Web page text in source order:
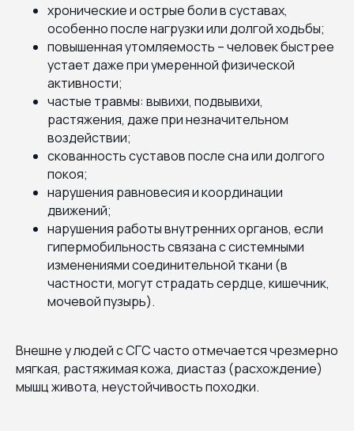
хронические и острые боли в суставах,
особенно после нагрузки или долгой ходьбы;
повышенная утомляемость – человек быстрее
устает даже при умеренной физической
активности;
частые травмы: вывихи, подвывихи,
растяжения, даже при незначительном
воздействии;
скованность суставов после сна или долгого
покоя;
нарушения равновесия и координации
движений;
нарушения работы внутренних органов, если
гипермобильность связана с системными
изменениями соединительной ткани (в
частности, могут страдать сердце, кишечник,
мочевой пузырь).
Внешне у людей с СГС часто отмечается чрезмерно
мягкая, растяжимая кожа, диастаз (расхождение)
мышц живота, неустойчивость походки.